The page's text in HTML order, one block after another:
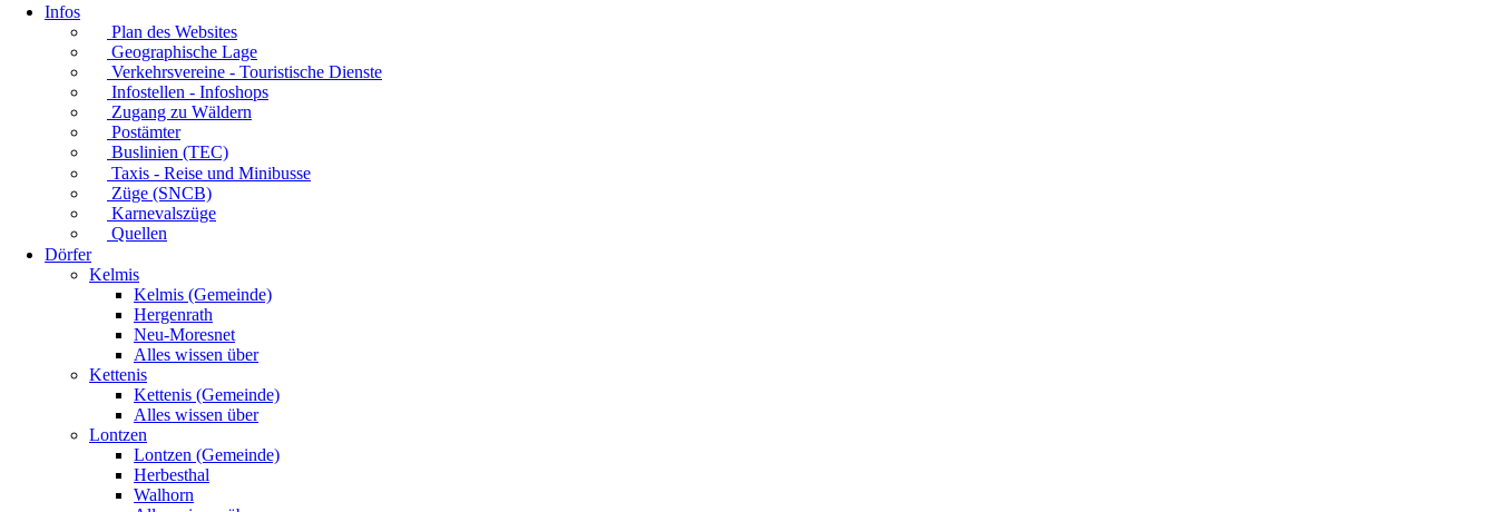
Infos
Plan des Websites
Geographische Lage
Verkehrsvereine - Touristische Dienste
Infostellen - Infoshops
Zugang zu Wäldern
Postämter
Buslinien (TEC)
Taxis - Reise und Minibusse
Züge (SNCB)
Karnevalszüge
Quellen
Dörfer
Kelmis
Kelmis (Gemeinde)
Hergenrath
Neu-Moresnet
Alles wissen über
Kettenis
Kettenis (Gemeinde)
Alles wissen über
Lontzen
Lontzen (Gemeinde)
Herbesthal
Walhorn